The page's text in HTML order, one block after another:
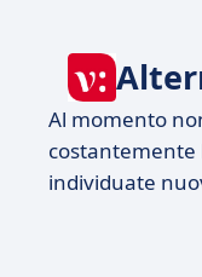
Al momento
costantemente
individuate